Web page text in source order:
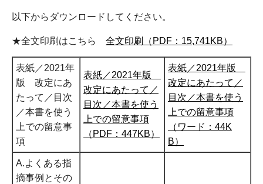
以下からダウンロードしてください。
★全文印刷はこちら 全文印刷（PDF：15,741KB）
表紙／2021年
版 改定にあ
たって／目次
／本書を使う
上での留意事
項
表紙／2021年版
改定にあたって／
目次／本書を使う
上での留意事項
（PDF：447KB）
表紙／2021年版
改定にあたって／
目次／本書を使う
上での留意事項
（ワード：44K
B）
A.よくある指
摘事例とその